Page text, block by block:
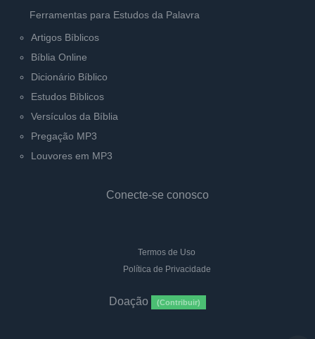
Ferramentas para Estudos da Palavra
Artigos Bíblicos
Bíblia Online
Dicionário Bíblico
Estudos Bíblicos
Versículos da Bíblia
Pregação MP3
Louvores em MP3
Conecte-se conosco
Termos de Uso
Política de Privacidade
Doação (Contribuir)